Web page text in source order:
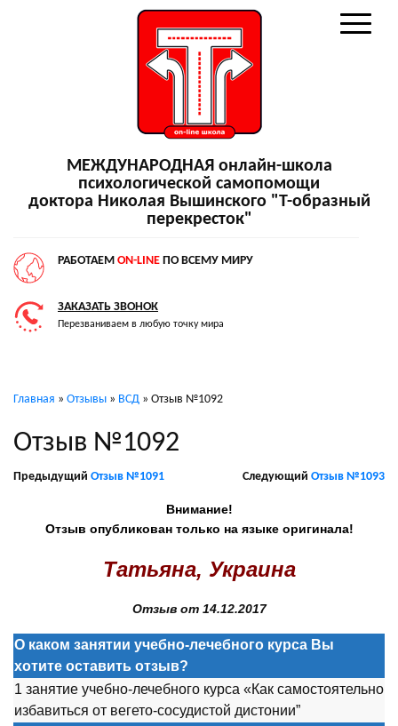
МЕЖДУНАРОДНАЯ онлайн-школа
психологической самопомощи
доктора Николая Вышинского "Т-образный
перекресток"
РАБОТАЕМ ON-LINE ПО ВСЕМУ МИРУ
ЗАКАЗАТЬ ЗВОНОК
Перезваниваем в любую точку мира
Главная » Отзывы » ВСД » Отзыв №1092
Отзыв №1092
Предыдущий Отзыв №1091 Следующий Отзыв №1093
Внимание!
Отзыв опубликован только на языке оригинала!
Татьяна, Украина
Отзыв от 14.12.2017
О каком занятии учебно-лечебного курса Вы
хотите оставить отзыв?
1 занятие учебно-лечебного курса «Как самостоятельно
избавиться от вегето-сосудистой дистонии”